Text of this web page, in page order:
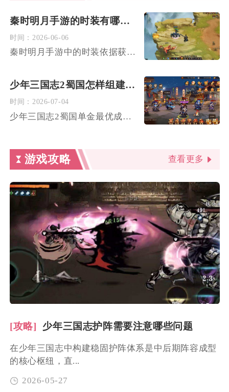
秦时明月手游的时装有哪些种类
时间： 2026-06-06
秦时明月手游中的时装依据获取途径、功能属性及视觉风格可划分为...
少年三国志2蜀国怎样组建单金阵容
时间： 2026-07-04
少年三国志2蜀国单金最优成型阵容为马超单金搭配赵云、张飞、魏...
游戏攻略 查看更多
[攻略] 少年三国志护阵需要注意哪些问题
在少年三国志中构建稳固护阵体系是中后期阵容成型
的核心枢纽，直...
2026-05-27